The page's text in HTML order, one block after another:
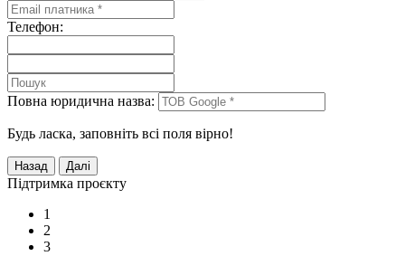
Телефон:
Повна юридична назва:
Будь ласка, заповніть всі поля вірно!
Підтримка проєкту
1
2
3